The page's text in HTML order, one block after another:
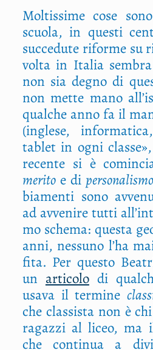
Mol­tis­si­me cose
scuo­la, in que­sti
suc­ce­du­te rifor­me
vol­ta in Ita­lia
non sia degno di
non met­te mano
qual­che anno fa il
(ingle­se,
tablet in ogni
recen­te si è
meri­toe di per­so­na­li­smo
bia­men­ti sono
ad avve­ni­re tut­ti
mo sche­ma: que­sta
anni, nes­su­no l’ha
fi­ta. Per que­sto
un arti­co­lodi
usa­va il ter­mi­ne
che clas­si­sta non è
ragaz­zi al liceo, ma
che con­ti­nua a